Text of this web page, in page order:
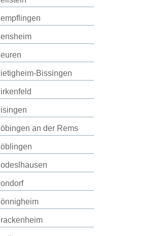
Bissingen
an der Rems